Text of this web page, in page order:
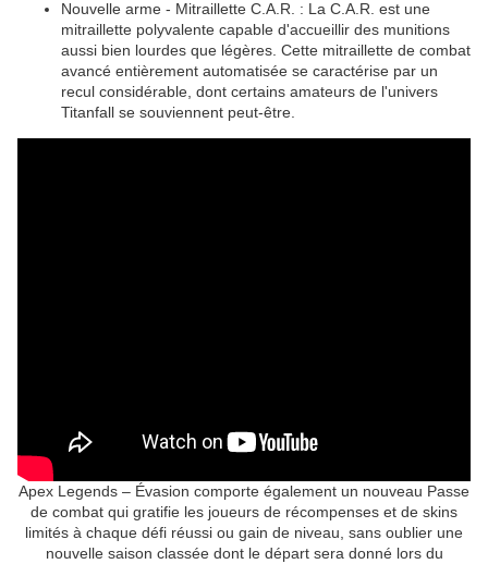
Nouvelle arme - Mitraillette C.A.R. : La C.A.R. est une
mitraillette polyvalente capable d'accueillir des munitions
aussi bien lourdes que légères. Cette mitraillette de combat
avancé entièrement automatisée se caractérise par un
recul considérable, dont certains amateurs de l'univers
Titanfall se souviennent peut-être.
Apex Legends – Évasion comporte également un nouveau Passe
de combat qui gratifie les joueurs de récompenses et de skins
limités à chaque défi réussi ou gain de niveau, sans oublier une
nouvelle saison classée dont le départ sera donné lors du